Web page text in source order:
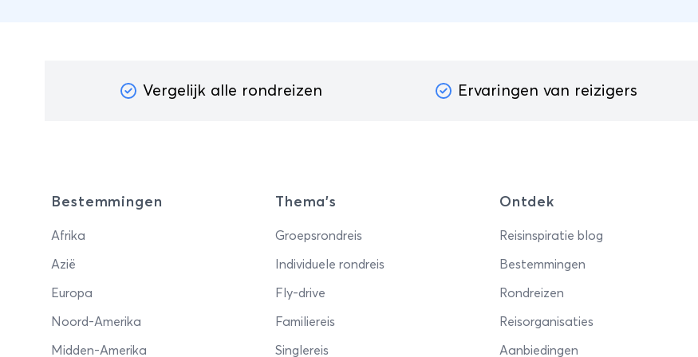
Vergelijk alle rondreizen Ervaringen van reizigers
Bestemmingen
Afrika
Azië
Europa
Noord-Amerika
Midden-Amerika
Thema's
Groepsrondreis
Individuele rondreis
Fly-drive
Familiereis
Singlereis
Ontdek
Reisinspiratie blog
Bestemmingen
Rondreizen
Reisorganisaties
Aanbiedingen